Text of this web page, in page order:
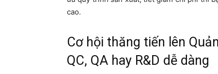
cao.
Cơ hội thăng tiến lên
QC, QA hay R&D dễ dàng